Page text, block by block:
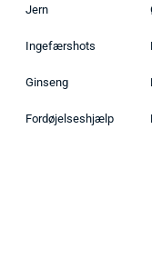
Jern
Ingefærshots
Ginseng
Fordøjelseshjælp